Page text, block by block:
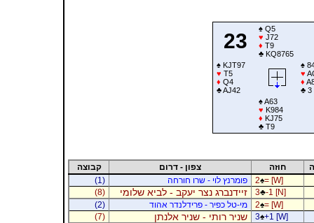
23
♠Q5
♥ J72
♦ T9
♣KQ8765
♠KJT97
♥ T5
♦ Q4
♣AJ42
♠
♥
♦
♣3
♠A63
♥ K984
♦ KJ75
♣T9
חוזה צפון - דרום
קבוצה
2♠= [W] פומרנץ לוי - שרו חורחה
(1)
3♣-1 [N] זיידנברג נצר יעקב - לביא שלומי
(8)
2♠= [W] מי-טל כפיר - פרידלנדר אהוד
(2)
3♠+1 [W] שניר רותי - שניר אלנתן
(7)